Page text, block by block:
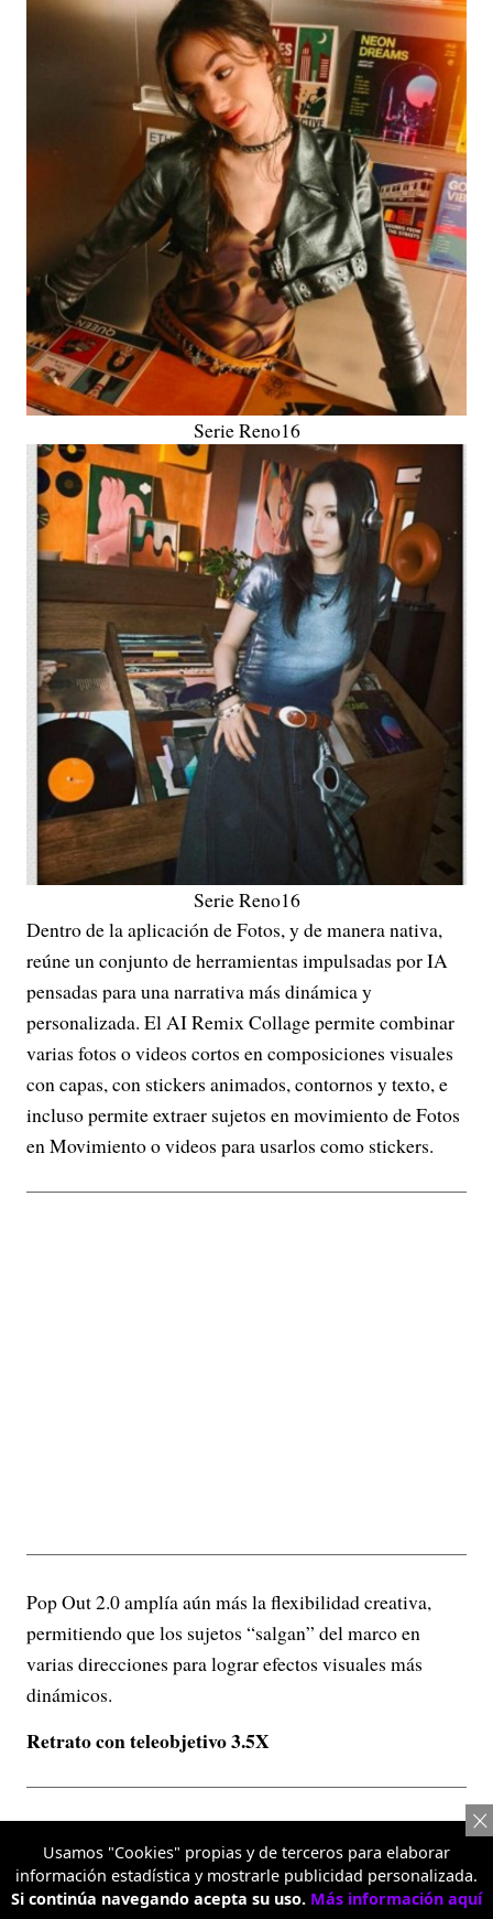
Serie Reno16
Serie Reno16
Dentro de la aplicación de Fotos, y de manera nativa,
reúne un conjunto de herramientas impulsadas por IA
pensadas para una narrativa más dinámica y
personalizada. El AI Remix Collage permite combinar
varias fotos o videos cortos en composiciones visuales
con capas, con stickers animados, contornos y texto, e
incluso permite extraer sujetos en movimiento de Fotos
en Movimiento o videos para usarlos como stickers.
Pop Out 2.0 amplía aún más la flexibilidad creativa,
permitiendo que los sujetos “salgan” del marco en
varias direcciones para lograr efectos visuales más
dinámicos.
Retrato con teleobjetivo 3.5X
Usamos "Cookies" propias y de terceros para elaborar
información estadística y mostrarle publicidad personalizada.
Si continúa navegando acepta su uso. Más información aquí